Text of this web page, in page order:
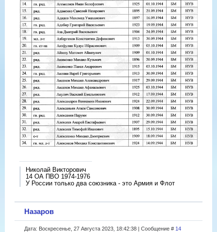
Николай Викторович
14 ОА ПВО 1974-1976
У России только два союзника - это Армия и Флот
Назаров
Дата: Воскресенье, 27 Августа 2023, 18:42:38 | Сообщение # 14